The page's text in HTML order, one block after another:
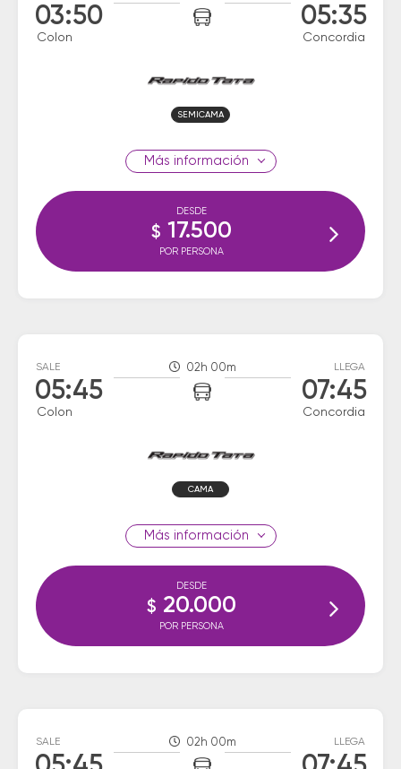
03:50
Colon
05:35
Concordia
SEMICAMA
información
DESDE
$ 17.500
POR PERSONA
SALE
05:45
Colon
02h 00m LLEGA
07:45
Concordia
CAMA
información
DESDE
$ 20.000
POR PERSONA
SALE 02h 00m LLEGA